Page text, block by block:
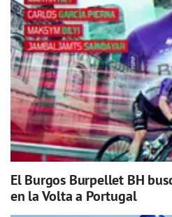
El Burgos Burpellet BH
en la Volta a Portugal